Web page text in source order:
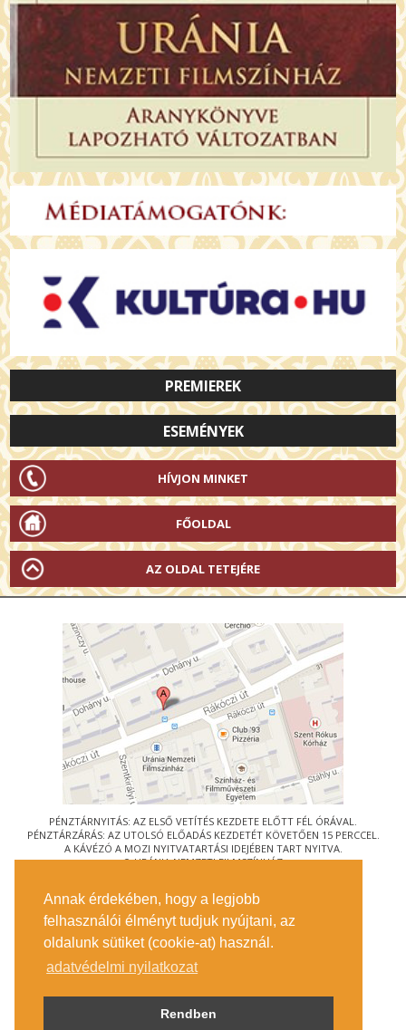
Annak érdekében, hogy a legjobb
felhasználói élményt tudjuk nyújtani, az
oldalunk sütiket (cookie-at) használ.
adatvédelmi nyilatkozat
Rendben
PREMIEREK
ESEMÉNYEK
HÍVJON MINKET
FŐOLDAL
AZ OLDAL TETEJÉRE
PÉNZTÁRNYITÁS: AZ ELSŐ VETÍTÉS KEZDETE ELŐTT FÉL ÓRÁVAL.
PÉNZTÁRZÁRÁS: AZ UTOLSÓ ELŐADÁS KEZDETÉT KÖVETŐEN 15 PERCCEL.
A KÁVÉZÓ A MOZI NYITVATARTÁSI IDEJÉBEN TART NYITVA.
© URÁNIA NEMZETI FILMSZÍNHÁZ
1088 BUDAPEST, RÁKÓCZI ÚT 21.
MEGKÖZELÍTÉS
JEGYINFORMÁCIÓ
ÍRJON NEKÜNK!
KÖZÉRDEKŰ ADATOK